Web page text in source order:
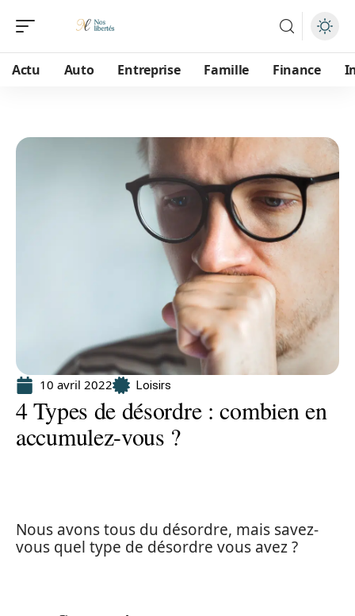
Actu Auto Entreprise Famille Finance
10 avril 2022 Loisirs
4 Types de désordre : combien en
accumulez-vous ?
Nous avons tous du désordre, mais savez-
vous quel type de désordre vous avez ?